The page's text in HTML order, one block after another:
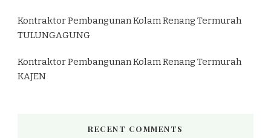
Kontraktor Pembangunan Kolam Renang Termurah
TULUNGAGUNG
Kontraktor Pembangunan Kolam Renang Termurah
KAJEN
RECENT COMMENTS